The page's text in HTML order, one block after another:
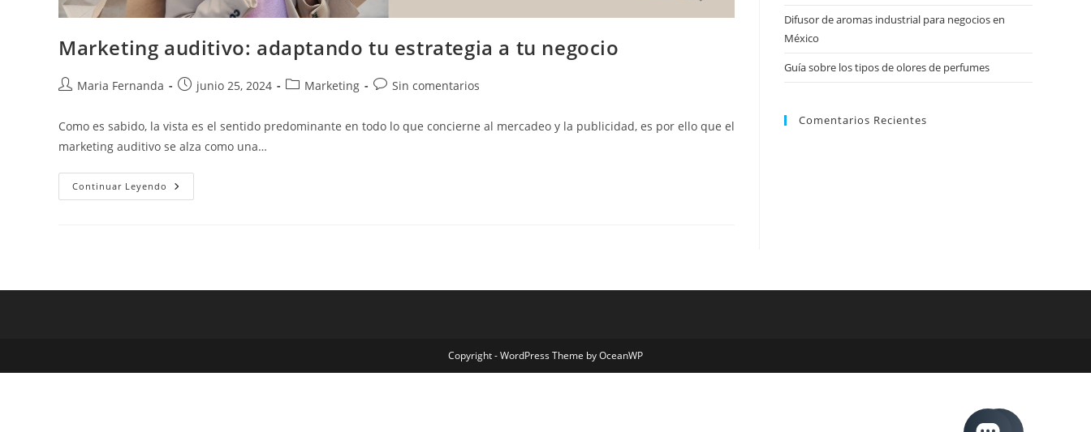
Marketing auditivo: adaptando tu estrategia a tu negocio
Maria Fernanda junio 25, 2024 Marketing Sin comentarios
Como es sabido, la vista es el sentido predominante en todo lo que concierne al mercadeo y la publicidad, es por ello que el
marketing auditivo se alza como una…
Continuar Leyendo
Difusor de aromas industrial para negocios en
México
Guía sobre los tipos de olores de perfumes
Comentarios Recientes
Copyright - WordPress Theme by OceanWP